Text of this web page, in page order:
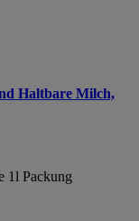
Haltbare Milch,
1l Packung